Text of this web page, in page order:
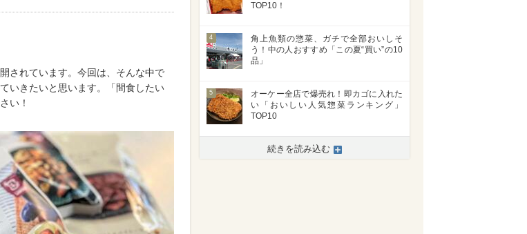
されています。今回は、そんな中で
いきたいと思います。「間食したい
い！
TOP10！
4
角上魚類の惣菜、ガチで全部おいしそ
う！中の人おすすめ「この夏“買い”の10
品」
5
オーケー全店で爆売れ！即カゴに入れた
い「おいしい人気惣菜ランキング」
TOP10
続きを読み込む